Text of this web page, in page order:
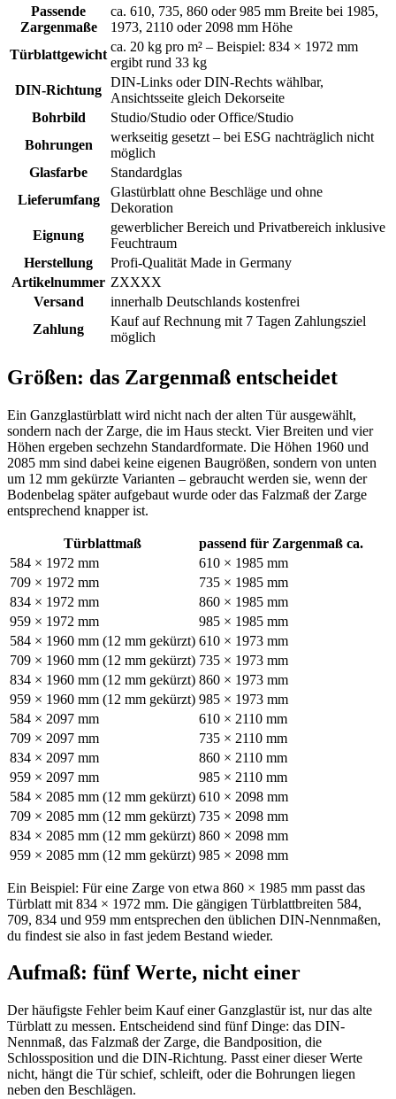
Passende
Zargenmaße
ca. 610, 735, 860 oder 985 mm Breite bei 1985,
1973, 2110 oder 2098 mm Höhe
Türblattgewicht
ca. 20 kg pro m² – Beispiel: 834 × 1972 mm
ergibt rund 33 kg
DIN-Richtung
DIN-Links oder DIN-Rechts wählbar,
Ansichtsseite gleich Dekorseite
Bohrbild
Studio/Studio oder Office/Studio
Bohrungen
werkseitig gesetzt – bei ESG nachträglich nicht
möglich
Glasfarbe
Standardglas
Lieferumfang
Glastürblatt ohne Beschläge und ohne
Dekoration
Eignung
gewerblicher Bereich und Privatbereich inklusive
Feuchtraum
Herstellung
Profi-Qualität Made in Germany
Artikelnummer ZXXXX
Versand
innerhalb Deutschlands kostenfrei
Zahlung
Kauf auf Rechnung mit 7 Tagen Zahlungsziel
möglich
Größen: das Zargenmaß entscheidet
Ein Ganzglastürblatt wird nicht nach der alten Tür ausgewählt,
sondern nach der Zarge, die im Haus steckt. Vier Breiten und vier
Höhen ergeben sechzehn Standardformate. Die Höhen 1960 und
2085 mm sind dabei keine eigenen Baugrößen, sondern von unten
um 12 mm gekürzte Varianten – gebraucht werden sie, wenn der
Bodenbelag später aufgebaut wurde oder das Falzmaß der Zarge
entsprechend knapper ist.
Türblattmaß
passend für Zargenmaß ca.
584 × 1972 mm
610 × 1985 mm
709 × 1972 mm
735 × 1985 mm
834 × 1972 mm
860 × 1985 mm
959 × 1972 mm
985 × 1985 mm
584 × 1960 mm (12 mm gekürzt) 610 × 1973 mm
709 × 1960 mm (12 mm gekürzt) 735 × 1973 mm
834 × 1960 mm (12 mm gekürzt) 860 × 1973 mm
959 × 1960 mm (12 mm gekürzt) 985 × 1973 mm
584 × 2097 mm
610 × 2110 mm
709 × 2097 mm
735 × 2110 mm
834 × 2097 mm
860 × 2110 mm
959 × 2097 mm
985 × 2110 mm
584 × 2085 mm (12 mm gekürzt) 610 × 2098 mm
709 × 2085 mm (12 mm gekürzt) 735 × 2098 mm
834 × 2085 mm (12 mm gekürzt) 860 × 2098 mm
959 × 2085 mm (12 mm gekürzt) 985 × 2098 mm
Ein Beispiel: Für eine Zarge von etwa 860 × 1985 mm passt das
Türblatt mit 834 × 1972 mm. Die gängigen Türblattbreiten 584,
709, 834 und 959 mm entsprechen den üblichen DIN-Nennmaßen,
du findest sie also in fast jedem Bestand wieder.
Aufmaß: fünf Werte, nicht einer
Der häufigste Fehler beim Kauf einer Ganzglastür ist, nur das alte
Türblatt zu messen. Entscheidend sind fünf Dinge: das DIN-
Nennmaß, das Falzmaß der Zarge, die Bandposition, die
Schlossposition und die DIN-Richtung. Passt einer dieser Werte
nicht, hängt die Tür schief, schleift, oder die Bohrungen liegen
neben den Beschlägen.